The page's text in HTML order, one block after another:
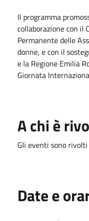
Il programma
collaborazione con il
Permanente delle
donne, e con il
e la Regione Emilia
Giornata
A chi è
Gli eventi sono
Date e